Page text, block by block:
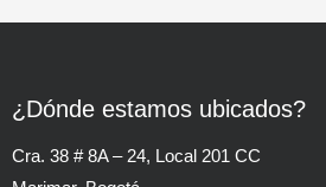
¿Dónde estamos ubicados?
Cra. 38 # 8A – 24, Local 201 CC